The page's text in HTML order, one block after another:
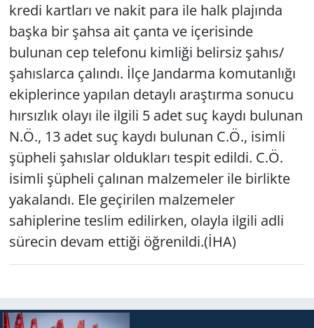
kredi kartları ve nakit para ile halk plajında
başka bir şahsa ait çanta ve içerisinde
bulunan cep telefonu kimliği belirsiz şahıs/
şahıslarca çalındı. İlçe Jandarma komutanlığı
ekiplerince yapılan detaylı araştırma sonucu
hırsızlık olayı ile ilgili 5 adet suç kaydı bulunan
N.Ö., 13 adet suç kaydı bulunan C.Ö., isimli
şüpheli şahıslar oldukları tespit edildi. C.Ö.
isimli şüpheli çalınan malzemeler ile birlikte
yakalandı. Ele geçirilen malzemeler
sahiplerine teslim edilirken, olayla ilgili adli
sürecin devam ettiği öğrenildi.(İHA)